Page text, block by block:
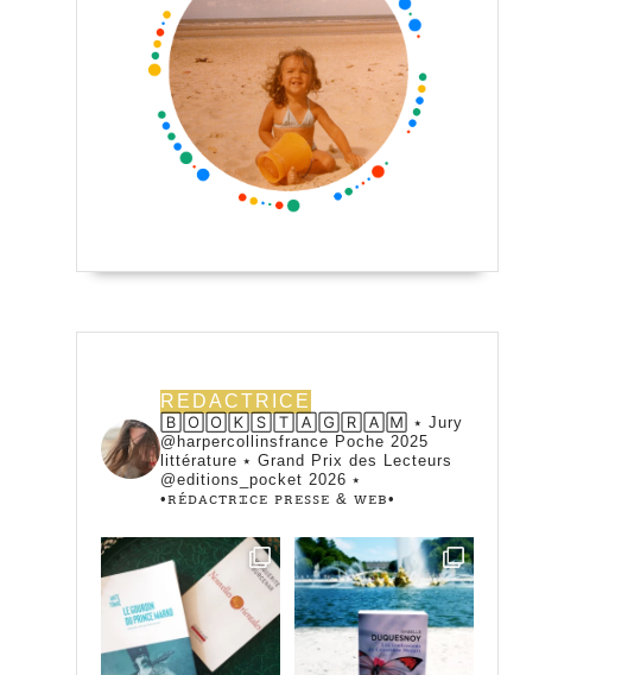
REDACTRICE
🄱🄾🄾🄺🅂🅃🄰🄶🅁🄰🄼 ⭑ Jury
@harpercollinsfrance Poche 2025
littérature ⭑ Grand Prix des Lecteurs
@editions_pocket 2026 ⭑
•ꭱꭼ́ꭰꭺꮯꭲꭱꮖꮯꭼ ꮲꭱꭼꮪꮪꭼ & ꮃꭼᏼ•